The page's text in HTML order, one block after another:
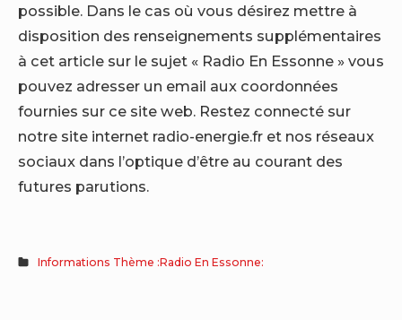
possible. Dans le cas où vous désirez mettre à
disposition des renseignements supplémentaires
à cet article sur le sujet « Radio En Essonne » vous
pouvez adresser un email aux coordonnées
fournies sur ce site web. Restez connecté sur
notre site internet radio-energie.fr et nos réseaux
sociaux dans l’optique d’être au courant des
futures parutions.
Informations Thème :Radio En Essonne: